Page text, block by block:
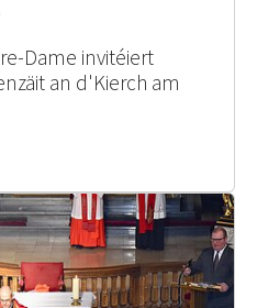
Dame invitéiert
an d'Kierch am